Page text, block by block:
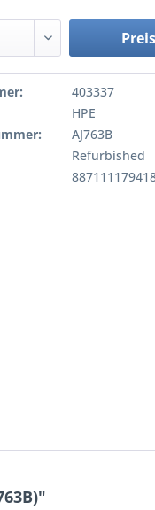
403337
HPE
AJ763B
Refurbished